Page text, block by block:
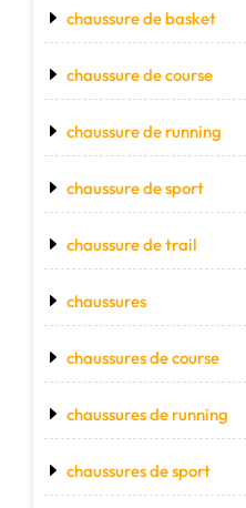
chaussure de basket
chaussure de course
chaussure de running
chaussure de sport
chaussure de trail
chaussures
chaussures de course
chaussures de running
chaussures de sport